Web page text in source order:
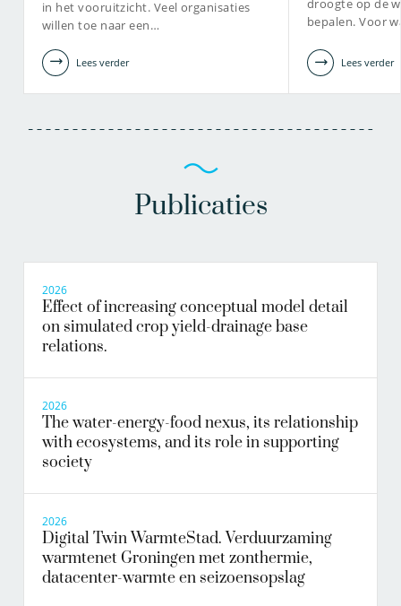
in het vooruitzicht. Veel organisaties
willen toe naar een…
Lees verder
droogte op de
bepalen. Voor
Lees verder
Publicaties
2026
Effect of increasing conceptual model detail
on simulated crop yield-drainage base
relations.
2026
The water-energy-food nexus, its relationship
with ecosystems, and its role in supporting
society
2026
Digital Twin WarmteStad. Verduurzaming
warmtenet Groningen met zonthermie,
datacenter-warmte en seizoensopslag